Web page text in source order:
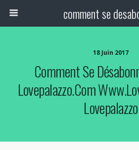
comment se
18 Juin 2017
Comment Se
Lovepalazzo.com
Lovepalazzo